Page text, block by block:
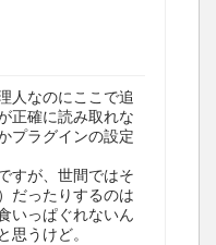
人なのにここで追
正確に読み取れな
プラグインの設定
すが、世間ではそ
だったりするのは
いっぱぐれないん
思うけど。